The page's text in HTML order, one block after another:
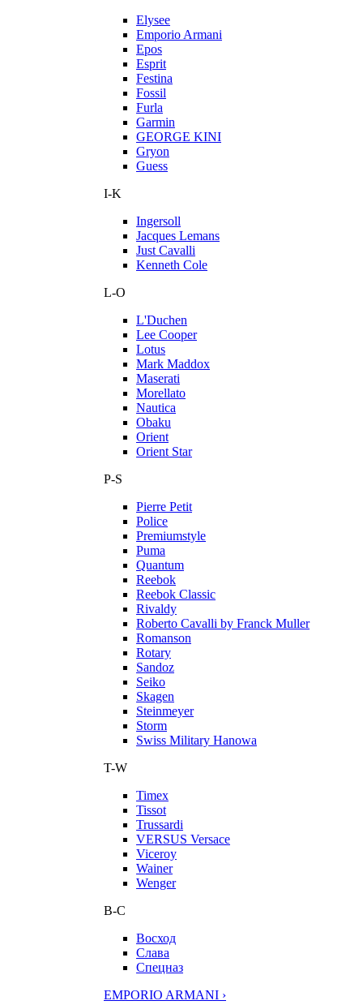
Elysee
Emporio Armani
Epos
Esprit
Festina
Fossil
Furla
Garmin
GEORGE KINI
Gryon
Guess
I-K
Ingersoll
Jacques Lemans
Just Cavalli
Kenneth Cole
L-O
L'Duchen
Lee Cooper
Lotus
Mark Maddox
Maserati
Morellato
Nautica
Obaku
Orient
Orient Star
P-S
Pierre Petit
Police
Premiumstyle
Puma
Quantum
Reebok
Reebok Classic
Rivaldy
Roberto Cavalli by Franck Muller
Romanson
Rotary
Sandoz
Seiko
Skagen
Steinmeyer
Storm
Swiss Military Hanowa
T-W
Timex
Tissot
Trussardi
VERSUS Versace
Viceroy
Wainer
Wenger
В-С
Восход
Слава
Спецназ
EMPORIO ARMANI ›